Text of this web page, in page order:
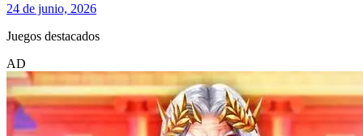
24 de junio, 2026
Juegos destacados
AD